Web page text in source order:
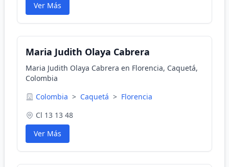
Ver Más
Maria Judith Olaya Cabrera
Maria Judith Olaya Cabrera en Florencia, Caquetá,
Colombia
Colombia > Caquetá > Florencia
Cl 13 13 48
Ver Más